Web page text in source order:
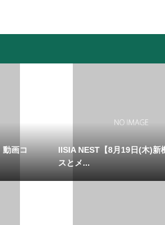
動画コ
IISIA NEST【8月19日(木)新
スとメ...